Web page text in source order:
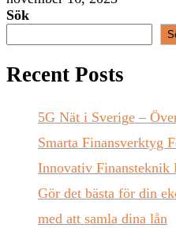
Sök
Recent Posts
5G Nät i Sverige –
Smarta Finansverktyg
Innovativ Finansteknik
Gör det bästa för din
med att samla dina lån